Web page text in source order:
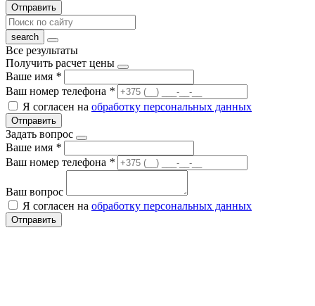
Отправить
Все результаты
Получить расчет цены
Ваше имя *
Ваш номер телефона *
Я согласен на обработку персональных данных
Отправить
Задать вопрос
Ваше имя *
Ваш номер телефона *
Ваш вопрос
Я согласен на обработку персональных данных
Отправить